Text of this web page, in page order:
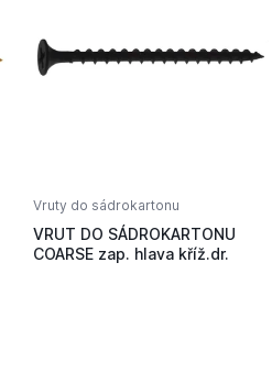
Vruty do sádrokartonu
VRUT DO SÁDROKARTONU
COARSE zap. hlava kříž.dr.